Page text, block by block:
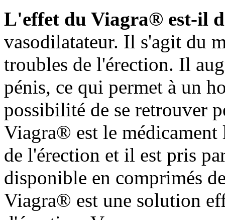
L'effet du Viagra® est-il
vasodilatateur. Il s'agit du
troubles de l'érection. Il
pénis, ce qui permet à un
possibilité de se retrouver
Viagra® est le
de l'érection et il est pris
disponible en comprimés
Viagra® est une solution